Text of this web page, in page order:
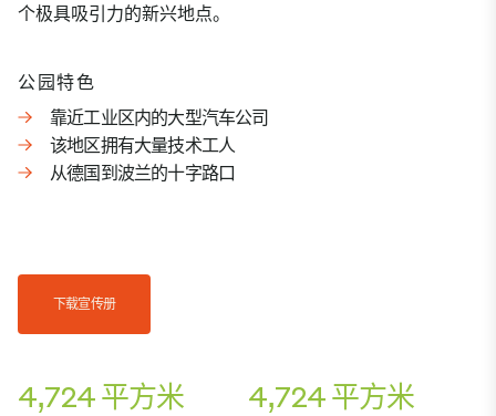
个极具吸引力的新兴地点。
公园特色
靠近工业区内的大型汽车公司
该地区拥有大量技术工人
从德国到波兰的十字路口
下载宣传册
4,724 平方米 4,724 平方米